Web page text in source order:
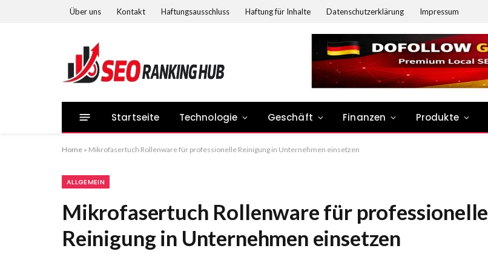
Über uns Kontakt Haftungsausschluss Haftung für Inhalte Datenschutzerklärung Impressum
Startseite Technologie Geschäft Finanzen Produkte
Home » Mikrofasertuch Rollenware für professionelle Reinigung in Unternehmen einsetzen
ALLGEMEIN
Mikrofasertuch Rollenware für professionelle
Reinigung in Unternehmen einsetzen